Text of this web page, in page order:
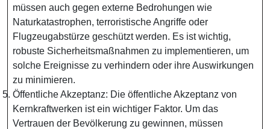
müssen auch gegen externe Bedrohungen wie
Naturkatastrophen, terroristische Angriffe oder
Flugzeugabstürze geschützt werden. Es ist wichtig,
robuste Sicherheitsmaßnahmen zu implementieren, um
solche Ereignisse zu verhindern oder ihre Auswirkungen
zu minimieren.
Öffentliche Akzeptanz: Die öffentliche Akzeptanz von
Kernkraftwerken ist ein wichtiger Faktor. Um das
Vertrauen der Bevölkerung zu gewinnen, müssen